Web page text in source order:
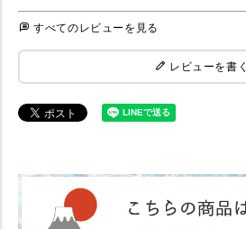
すべてのレビューを見る
レビューを書く